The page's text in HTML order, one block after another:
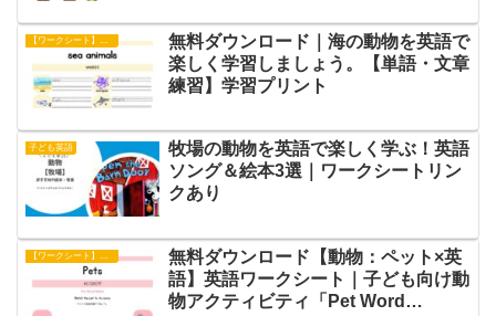
無料ダウンロード｜海の動物を英語で
楽しく学習しましょう。【単語・文章
練習】学習プリント
子ども英語
牧場の動物を英語で楽しく学ぶ！英語
ソング＆絵本3選｜ワークシートリン
クあり
【ワークシート】アクティビティ
無料ダウンロード【動物：ペット×英
語】英語ワークシート｜子ども向け動
物アクティビティ「Pet Word